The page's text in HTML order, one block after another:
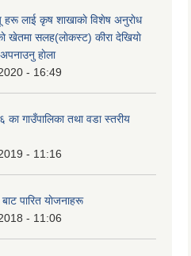
लाई कृष शाखाकाे विशेष अनुराेध
खेतमा सलह(लाेकस्ट) कीरा देखियाे
हाेला
- 16:49
गाउँपालिका तथा वडा स्तरीय
- 11:16
पारित याेजनाहरू
- 11:06